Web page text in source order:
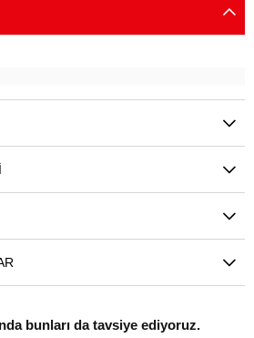
bunları da tavsiye ediyoruz.